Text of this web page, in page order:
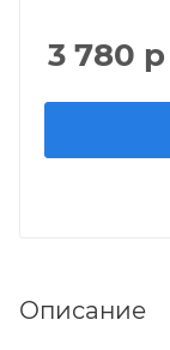
3 780 р
Описание